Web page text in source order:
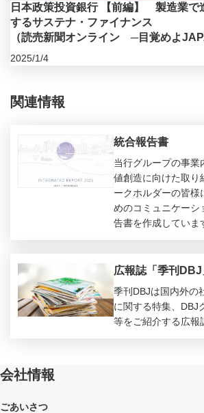
日本政策投資銀行 【前編】 製造業で
するサステナ・ファイナンス
（読売新聞オンライン ─目覚めよ
2025/1/4
関連情報
統合報告書
当行グループの事業
値創造に向けた取り
ークホルダーの皆様
めのコミュニケーシ
告書を作成していま
広報誌「季刊DBJ
季刊DBJは国内外の
に関する特集、DBJ
等をご紹介する広報
会社情報
ごあいさつ